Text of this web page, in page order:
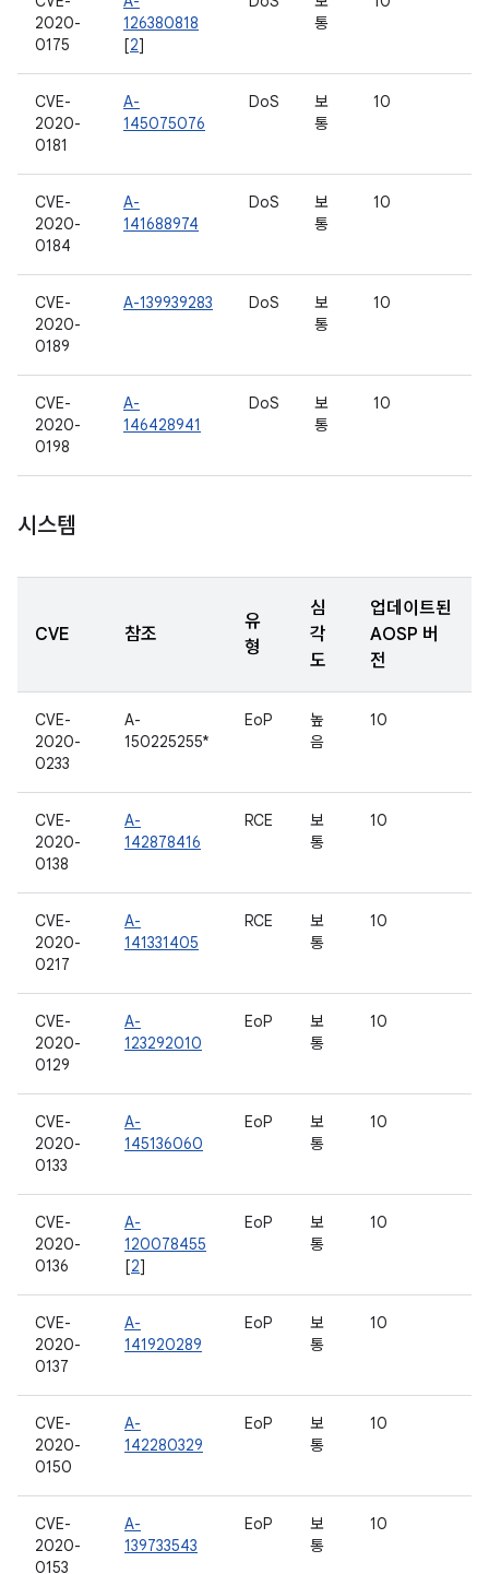
2020-
0175
126380818
[2]
통
CVE-
2020-
0181
A-
145075076
DoS
보
통
10
CVE-
2020-
0184
A-
141688974
DoS
보
통
10
CVE-
2020-
0189
A-139939283 DoS
보
통
10
CVE-
2020-
0198
A-
146428941
DoS
보
통
10
시스템
CVE 참조
유
형
심
각
도
업데이트된
AOSP 버
전
CVE-
2020-
0233
A-
150225255*
EoP
높
음
10
CVE-
2020-
0138
A-
142878416
RCE
보
통
10
CVE-
2020-
0217
A-
141331405
RCE
보
통
10
CVE-
2020-
0129
A-
123292010
EoP
보
통
10
CVE-
2020-
0133
A-
145136060
EoP
보
통
10
CVE-
2020-
0136
A-
120078455
[2]
EoP
보
통
10
CVE-
2020-
0137
A-
141920289
EoP
보
통
10
CVE-
2020-
0150
A-
142280329
EoP
보
통
10
CVE-
2020-
0153
A-
139733543
EoP
보
통
10